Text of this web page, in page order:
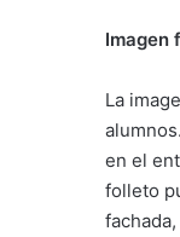
Imagen
La
en el
folleto